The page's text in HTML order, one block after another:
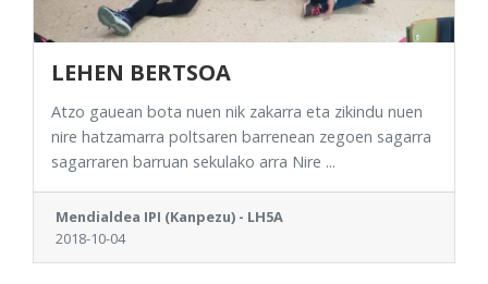
LEHEN BERTSOA
Atzo gauean bota nuen nik zakarra eta zikindu nuen
nire hatzamarra poltsaren barrenean zegoen sagarra
sagarraren barruan sekulako arra Nire ...
Mendialdea IPI (Kanpezu) - LH5A
2018-10-04